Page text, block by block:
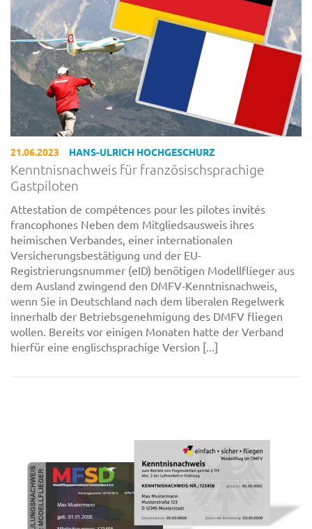
21.06.2023 HANS-ULRICH HOCHGESCHURZ
Kenntnisnachweis für französischsprachige
Gastpiloten
Attestation de compétences pour les pilotes invités
francophones Neben dem Mitgliedsausweis ihres
heimischen Verbandes, einer internationalen
Versicherungsbestätigung und der EU-
Registrierungsnummer (eID) benötigen Modellflieger aus
dem Ausland zwingend den DMFV-Kenntnisnachweis,
wenn Sie in Deutschland nach dem liberalen Regelwerk
innerhalb der Betriebsgenehmigung des DMFV fliegen
wollen. Bereits vor einigen Monaten hatte der Verband
hierfür eine englischsprachige Version [...]